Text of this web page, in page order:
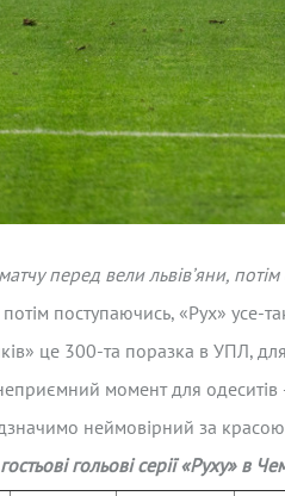
перед вели львів’яни, потім
поступаючись, «Рух» усе-
це 300-та поразка в УПЛ,
момент для одеситів
неймовірний за
гольові серії «Руху» в